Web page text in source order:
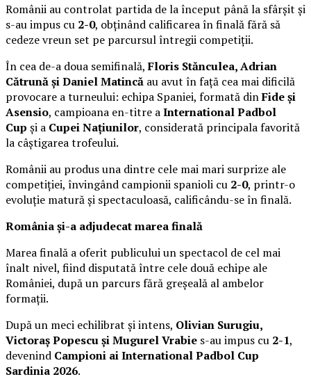
Românii au controlat partida de la început până la sfârșit și
s-au impus cu 2-0, obținând calificarea în finală fără să
cedeze vreun set pe parcursul întregii competiții.
În cea de-a doua semifinală,Floris Stănculea, Adrian
Cătrună și Daniel Matincă au avut în față cea mai dificilă
provocare a turneului: echipa Spaniei, formată dinFide și
Asensio, campioana en-titre aInternational Padbol
Cup și a Cupei Națiunilor, considerată principala favorită
la câștigarea trofeului.
Românii au produs una dintre cele mai mari surprize ale
competiției, învingând campionii spanioli cu 2-0, printr-o
evoluție matură și spectaculoasă, calificându-se în finală.
România și-a adjudecat marea finală
Marea finală a oferit publicului un spectacol de cel mai
înalt nivel, fiind disputată între cele două echipe ale
României, după un parcurs fără greșeală al ambelor
formații.
După un meci echilibrat și intens, Olivian Surugiu,
Victoraș Popescu și Mugurel Vrabie s-au impus cu 2-1,
devenind Campioni ai International Padbol Cup
Sardinia 2026.